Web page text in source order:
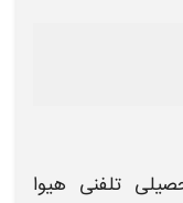
تلفنی هیوا